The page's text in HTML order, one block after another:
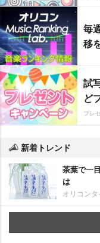
毎
移
試
ど
プレ
新着トレンド
茶葉で一
は
オリコン